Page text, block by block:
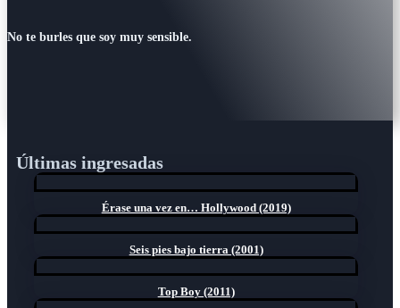
No te burles que soy muy sensible.
Últimas ingresadas
Érase una vez en… Hollywood (2019)
Seis pies bajo tierra (2001)
Top Boy (2011)